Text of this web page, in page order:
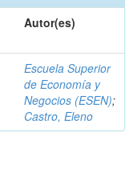
Autor(es)
Escuela Superior
de Economía y
Negocios (ESEN);
Castro, Eleno